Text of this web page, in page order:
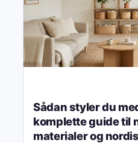
Sådan styler du
komplette guide til
materialer og